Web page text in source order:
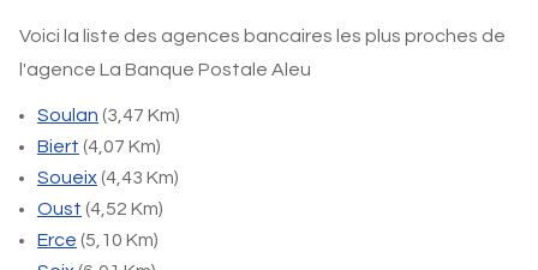
Voici la liste des agences bancaires les plus proches de
l'agence La Banque Postale Aleu
Soulan (3,47 Km)
Biert (4,07 Km)
Soueix(4,43 Km)
Oust (4,52 Km)
Erce (5,10 Km)